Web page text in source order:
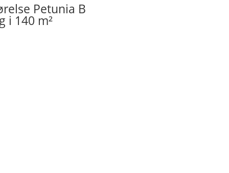
Petunia B
i 140 m²